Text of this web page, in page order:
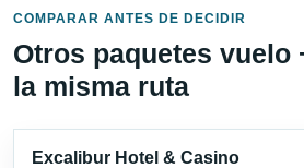
COMPARAR ANTES DE DECIDIR
Otros paquetes vuelo
la misma ruta
Excalibur Hotel & Casino